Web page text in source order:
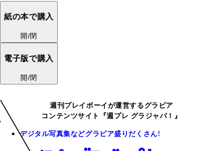
紙の本で購入
開/閉
電子版で購入
開/閉
週刊プレイボーイが運営するグラビア
コンテンツサイト『週プレ グラジャパ！』
デジタル写真集などグラビア盛りだくさん!